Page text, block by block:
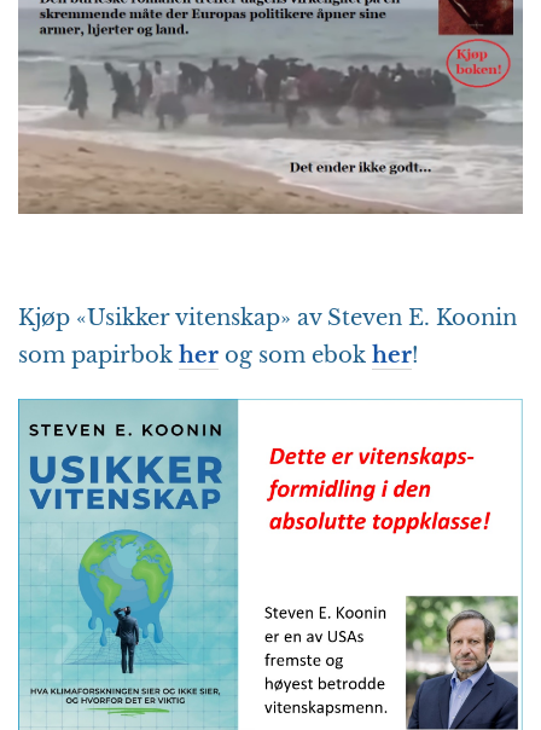
Kjøp «Usikker vitenskap» av Steven E. Koonin
som papirbok her og som ebok her!